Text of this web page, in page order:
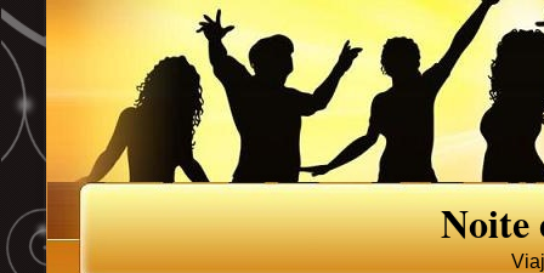
Noite